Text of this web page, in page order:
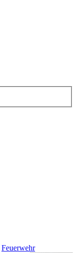
Feuerwehr